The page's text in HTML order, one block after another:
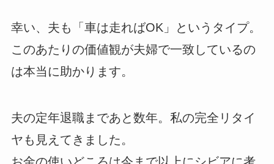
幸い、夫も「車は走ればOK」というタイプ。
このあたりの価値観が夫婦で一致しているの
は本当に助かります。
夫の定年退職まであと数年。私の完全リタイ
ヤも見えてきました。